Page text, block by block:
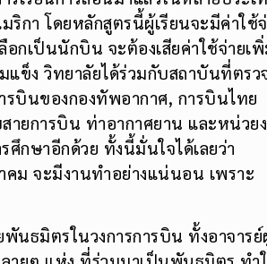
เรียนการสอนมาแล้วในหลายประเทศ
ริกา โดยหลักสูตรนี้ผู้เรียนจะมีค่าใช้จ่
กเป็นนักบิน จะต้องเสียค่าใช้จ่ายเพิ่ม
แข็ง วิทยาลัยได้ร่วมกับสถาบันที่ตรวจ
บินของกองทัพอากาศ, การบินไทย
ายการบิน ท่าอากาศยาน และหน่วยง
ศึกษาอีกด้วย ทั้งนี้มั่นใจได้เลยว่า
ม จะมีงานทำอย่างแน่นอน เพราะ
พันธมิตรในวงการการบิน ทั้งอาจารย์